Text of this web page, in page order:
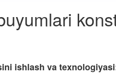
ishlash va